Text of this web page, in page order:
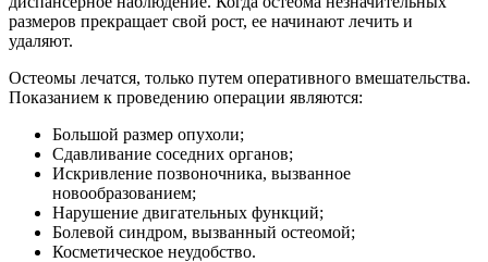
размеров прекращает свой рост, ее начинают лечить и
удаляют.
Остеомы лечатся, только путем оперативного вмешательства.
Показанием к проведению операции являются:
Большой размер опухоли;
Сдавливание соседних органов;
Искривление позвоночника, вызванное
новообразованием;
Нарушение двигательных функций;
Болевой синдром, вызванный остеомой;
Косметическое неудобство.